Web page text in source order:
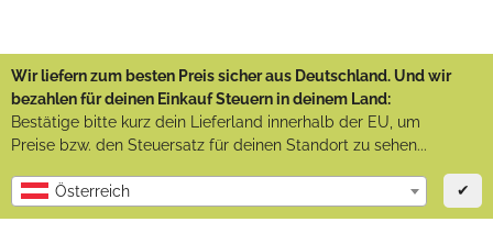
Wir liefern zum besten Preis sicher aus Deutschland. Und wir
bezahlen für deinen Einkauf Steuern in deinem Land:
Bestätige bitte kurz dein Lieferland innerhalb der EU, um
Preise bzw. den Steuersatz für deinen Standort zu sehen...
Österreich ✔